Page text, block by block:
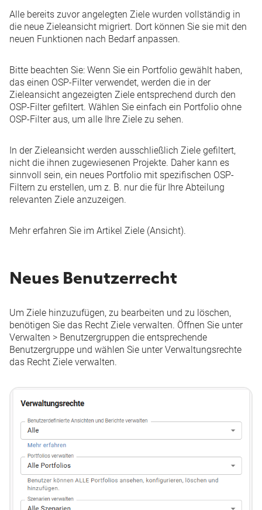
Alle bereits zuvor angelegten Ziele wurden vollständig in
die neue Zieleansicht migriert. Dort können Sie sie mit den
neuen Funktionen nach Bedarf anpassen.
Bitte beachten Sie: Wenn Sie ein Portfolio gewählt haben,
das einen OSP-Filter verwendet, werden die in der
Zieleansicht angezeigten Ziele entsprechend durch den
OSP-Filter gefiltert. Wählen Sie einfach ein Portfolio ohne
OSP-Filter aus, um alle Ihre Ziele zu sehen.
In der Zieleansicht werden ausschließlich Ziele gefiltert,
nicht die ihnen zugewiesenen Projekte. Daher kann es
sinnvoll sein, ein neues Portfolio mit spezifischen OSP-
Filtern zu erstellen, um z. B. nur die für Ihre Abteilung
relevanten Ziele anzuzeigen.
Mehr erfahren Sie im Artikel Ziele (Ansicht).
Neues Benutzerrecht
Um Ziele hinzuzufügen, zu bearbeiten und zu löschen,
benötigen Sie das Recht Ziele verwalten. Öffnen Sie unter
Verwalten > Benutzergruppen die entsprechende
Benutzergruppe und wählen Sie unterVerwaltungsrechte
das Recht Ziele verwalten.